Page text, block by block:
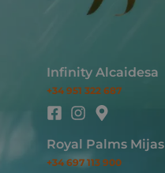
Infinity Alcaidesa
+34 951 322 687
Royal Palms Mijas
+34 697 113 900